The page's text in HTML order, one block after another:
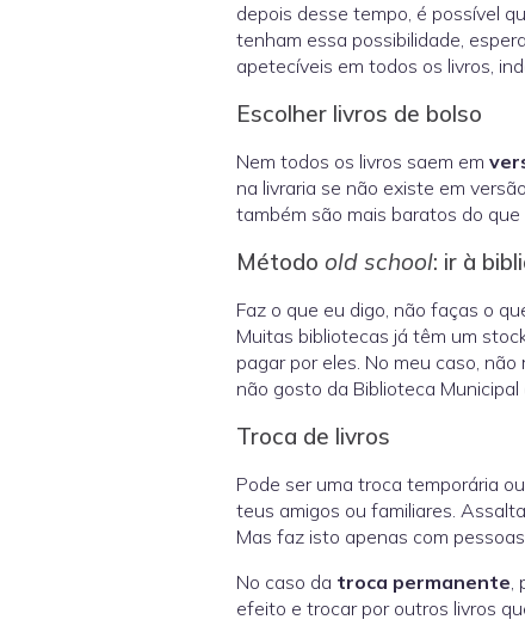
depois desse tempo, é possível
tenham essa possibilidade,
apetecíveis em todos os livros,
Escolher livros de bolso
Nem todos os livros saem em
na livraria se não existe em
também são mais baratos do
Método old school: ir à
Faz o que eu digo, não faças o
Muitas bibliotecas já têm um
pagar por eles. No meu caso,
não gosto da Biblioteca
Troca de livros
Pode ser uma troca temporária
teus amigos ou familiares.
Mas faz isto apenas com
No caso da troca permanente,
efeito e trocar por outros livros